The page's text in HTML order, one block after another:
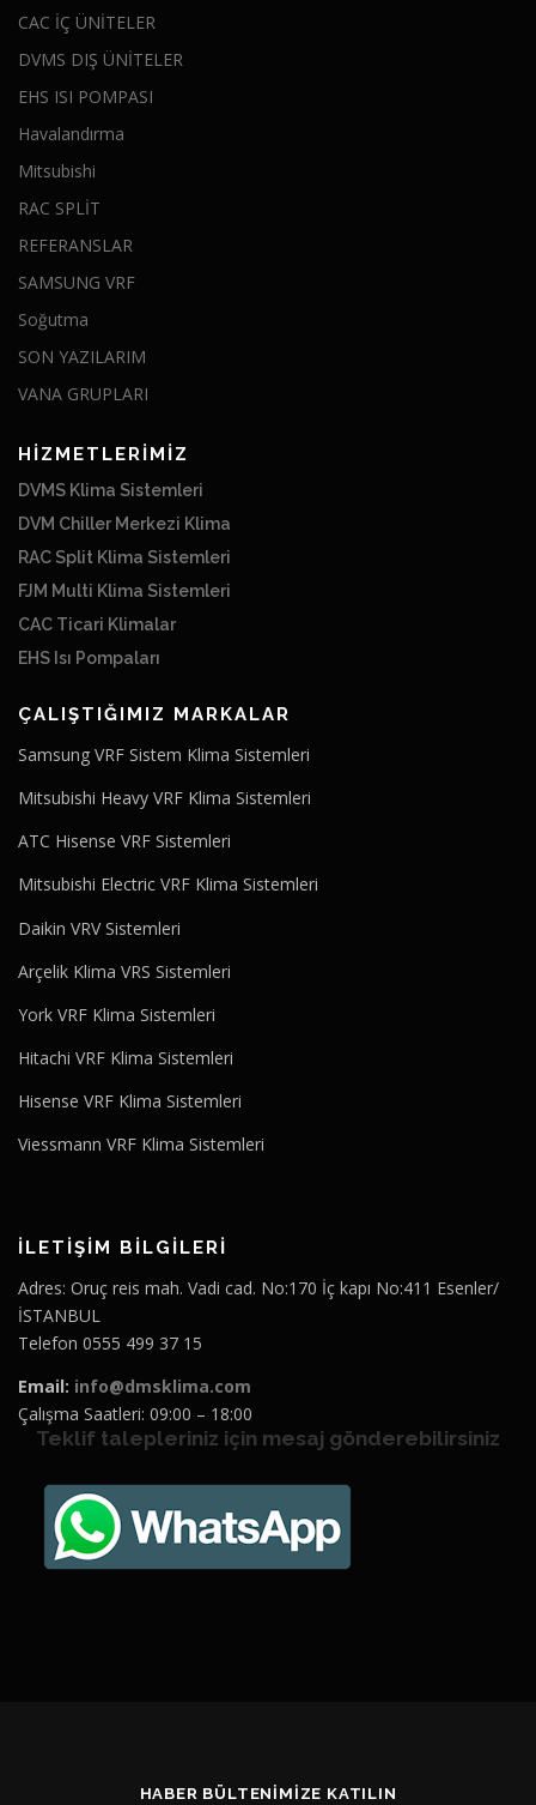
CAC İÇ ÜNİTELER
DVMS DIŞ ÜNİTELER
EHS ISI POMPASI
Havalandırma
Mitsubishi
RAC SPLİT
REFERANSLAR
SAMSUNG VRF
Soğutma
SON YAZILARIM
VANA GRUPLARI
HİZMETLERİMİZ
DVMS Klima Sistemleri
DVM Chiller Merkezi Klima
RAC Split Klima Sistemleri
FJM Multi Klima Sistemleri
CAC Ticari Klimalar
EHS Isı Pompaları
ÇALIŞTIĞIMIZ MARKALAR
Samsung VRF Sistem Klima Sistemleri
Mitsubishi Heavy VRF Klima Sistemleri
ATC Hisense VRF Sistemleri
Mitsubishi Electric VRF Klima Sistemleri
Daikin VRV Sistemleri
Arçelik Klima VRS Sistemleri
York VRF Klima Sistemleri
Hitachi VRF Klima Sistemleri
Hisense VRF Klima Sistemleri
Viessmann VRF Klima Sistemleri
İLETİŞİM BİLGİLERİ
Adres: Oruç reis mah. Vadi cad. No:170 İç kapı No:411 Esenler/
İSTANBUL
Telefon 0555 499 37 15
Email: info@dmsklima.com
Çalışma Saatleri: 09:00 – 18:00
Teklif talepleriniz için mesaj gönderebilirsiniz
HABER BÜLTENIMIZE KATILIN